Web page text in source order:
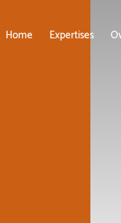
Home Expertises